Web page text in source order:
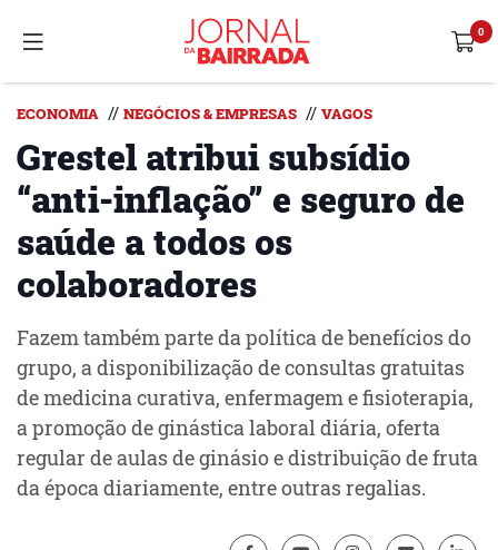
ECONOMIA // NEGÓCIOS & EMPRESAS // VAGOS
Grestel atribui subsídio
“anti-inflação” e seguro de
saúde a todos os
colaboradores
Fazem também parte da política de benefícios do
grupo, a disponibilização de consultas gratuitas
de medicina curativa, enfermagem e fisioterapia,
a promoção de ginástica laboral diária, oferta
regular de aulas de ginásio e distribuição de fruta
da época diariamente, entre outras regalias.